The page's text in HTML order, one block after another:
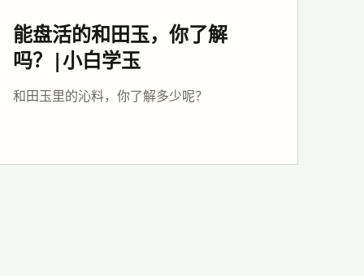
能盘活的和田玉，你了解
吗？|小白学玉
和田玉里的沁料，你了解多少呢？